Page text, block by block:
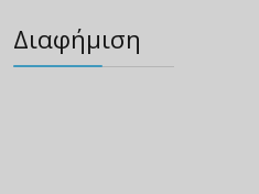
Διαφήμιση